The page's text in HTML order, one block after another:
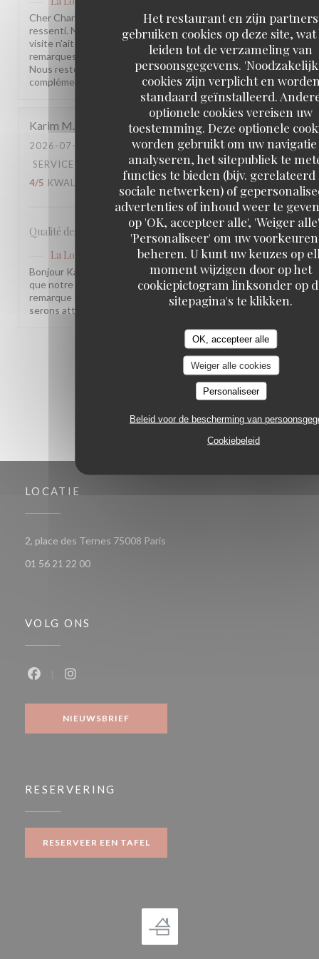
Het restaurant en zijn partners
gebruiken cookies op deze site,
leiden tot de verzameling van
persoonsgegevens.
cookies zijn verplicht en
standaard geïnstalleerd.
optionele cookies vereisen uw
toestemming. Deze optionele
worden gebruikt om uw
analyseren, het sitepubliek te
functies te bieden (bijv. gerelateerd
sociale netwerken) of
advertenties of inhoud weer te
op 'OK, accepteer alle', 'Weiger
'Personaliseer' om uw
beheren. U kunt uw keuzes op
moment wijzigen door op het
cookiepictogram linksonder op
sitepagina's te klikken.
OK, accepteer alle
Weiger alle cookies
Personaliseer
Beleid voor de bescherming van
Cookiebeleid
Cher Charles, Merci d'avoir pris le temps de partager votre
ressenti. Nous sommes sincèrement désolés que votre
visite n'ait pas été à la hauteur de vos attentes. Vos
remarques sont précieuses et nous les prenons à cœur.
Nous restons à votre disposition pour tout échange
complémentaire. L'équipe de la Brasserie La Lorraine
Karim M
2026-07-17
- 20:30 - GASTEN 2
SERVICE
ATMOSFEER: 4/5 KEUKEN:
4/5 KWALITEIT / PRIJS: 3/5
Qualité des plats, cadre et amabilité de l’équipe
La Lorraine
heeft op deze beoordeling gereageerd
Bonjour Karim, Merci pour ce retour ! Nous sommes ravis
que notre équipe et l'ambiance vous aient plu. Votre
remarque sur le rapport qualité-prix est notée, nous y
serons attentifs. À très bientôt !
3
LOCATIE
2, place des Ternes 75008 Paris
01 56 21 22 00
VOLG ONS
NIEUWSBRIEF
RESERVERING
RESERVEER EEN TAFEL